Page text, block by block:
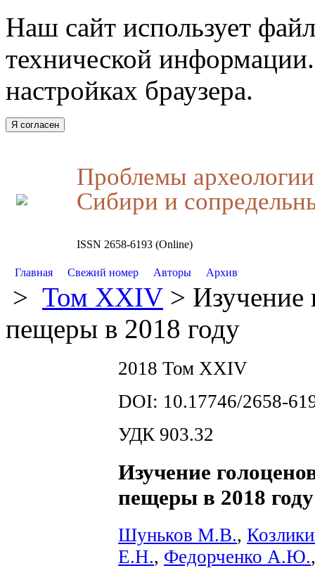
Наш сайт использует
технической
настройках браузера.
Я согласен
Проблемы
Сибири и
ISSN 2658-6193 (Online)
Главная Свежий номер Авторы Архив
> Том XXIV > Изучение
пещеры в 2018 году
2018 Том XXIV
DOI: 10.17746/2658-
УДК 903.32
Изучение
пещеры в 2018 году
Шуньков М.В.,
Е.Н., Федорченко А.Ю.